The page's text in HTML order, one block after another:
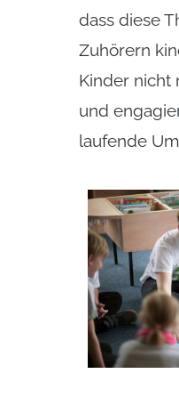
dass diese
Zuhörern
Kinder nicht
und
laufende